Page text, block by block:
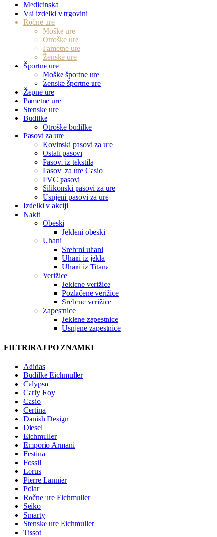
Medicinska
Vsi izdelki v trgovini
Ročne ure
Moške ure
Otroške ure
Pametne ure
Ženske ure
Športne ure
Moške športne ure
Ženske športne ure
Žepne ure
Pametne ure
Stenske ure
Budilke
Otroške budilke
Pasovi za ure
Kovinski pasovi za ure
Ostali pasovi
Pasovi iz tekstila
Pasovi za ure Casio
PVC pasovi
Silikonski pasovi za ure
Usnjeni pasovi za ure
Izdelki v akciji
Nakit
Obeski
Jekleni obeski
Uhani
Srebrni uhani
Uhani iz jekla
Uhani iz Titana
Verižice
Jeklene verižice
Pozlačene verižice
Srebrne verižice
Zapestnice
Jeklene zapestnice
Usnjene zapestnice
FILTRIRAJ PO ZNAMKI
Adidas
Budilke Eichmuller
Calypso
Carly Roy
Casio
Certina
Danish Design
Diesel
Eichmuller
Emporio Armani
Festina
Fossil
Lorus
Pierre Lannier
Polar
Ročne ure Eichmuller
Seiko
Smarty
Stenske ure Eichmuller
Tissot